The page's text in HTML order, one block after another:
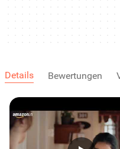
Details Bewertungen